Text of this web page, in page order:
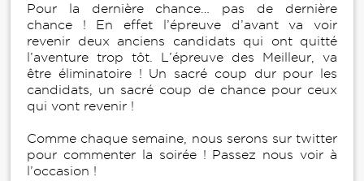
Pour la dernière chance… pas de dernière
chance ! En effet l’épreuve d’avant va voir
revenir deux anciens candidats qui ont quitté
l’aventure trop tôt. L’épreuve des Meilleur, va
être éliminatoire ! Un sacré coup dur pour les
candidats, un sacré coup de chance pour ceux
qui vont revenir !
Comme chaque semaine, nous serons sur twitter
pour commenter la soirée ! Passez nous voir à
l’occasion !